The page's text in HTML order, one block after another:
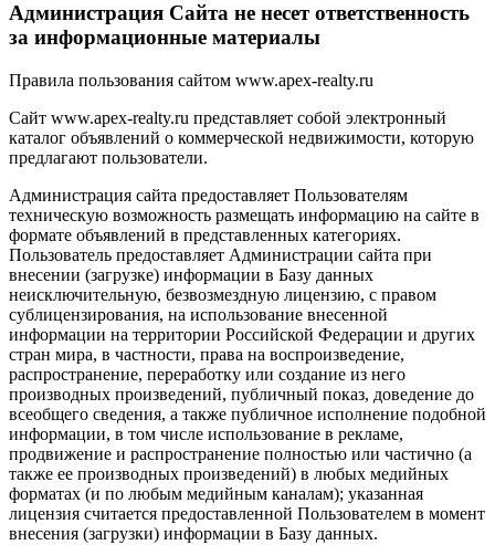
Администрация Сайта не несет ответственность
за информационные материалы
Правила пользования сайтом www.apex-realty.ru
Сайт www.apex-realty.ru представляет собой электронный
каталог объявлений о коммерческой недвижимости, которую
предлагают пользователи.
Администрация сайта предоставляет Пользователям
техническую возможность размещать информацию на сайте в
формате объявлений в представленных категориях.
Пользователь предоставляет Администрации сайта при
внесении (загрузке) информации в Базу данных
неисключительную, безвозмездную лицензию, с правом
сублицензирования, на использование внесенной
информации на территории Российской Федерации и других
стран мира, в частности, права на воспроизведение,
распространение, переработку или создание из него
производных произведений, публичный показ, доведение до
всеобщего сведения, а также публичное исполнение подобной
информации, в том числе использование в рекламе,
продвижение и распространение полностью или частично (а
также ее производных произведений) в любых медийных
форматах (и по любым медийным каналам); указанная
лицензия считается предоставленной Пользователем в момент
внесения (загрузки) информации в Базу данных.